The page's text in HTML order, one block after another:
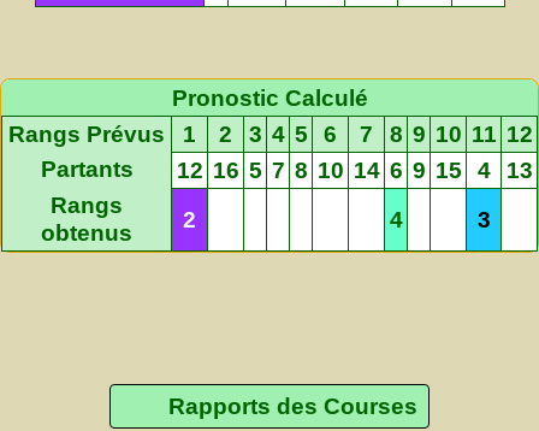
Pronostic Calculé
Rangs Prévus
1 2 3 4 5 6 7 8 9 10 11 12
Partants
12 16 5 7 8 10 14 6 9 15 4
13
Rangs
obtenus
2 4 3
Rapports des Courses